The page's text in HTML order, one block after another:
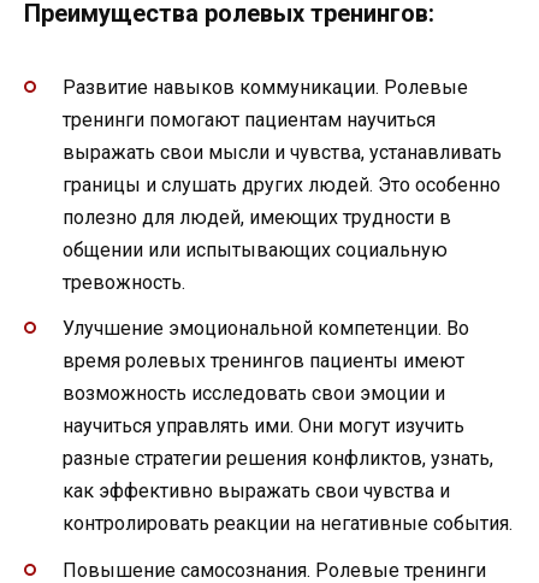
Преимущества ролевых тренингов:
Развитие навыков коммуникации. Ролевые
тренинги помогают пациентам научиться
выражать свои мысли и чувства, устанавливать
границы и слушать других людей. Это особенно
полезно для людей, имеющих трудности в
общении или испытывающих социальную
тревожность.
Улучшение эмоциональной компетенции. Во
время ролевых тренингов пациенты имеют
возможность исследовать свои эмоции и
научиться управлять ими. Они могут изучить
разные стратегии решения конфликтов, узнать,
как эффективно выражать свои чувства и
контролировать реакции на негативные события.
Повышение самосознания. Ролевые тренинги